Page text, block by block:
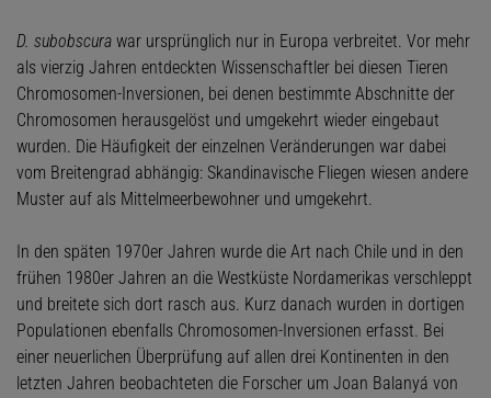
D. subobscura war ursprünglich nur in Europa verbreitet. Vor mehr
als vierzig Jahren entdeckten Wissenschaftler bei diesen Tieren
Chromosomen-Inversionen, bei denen bestimmte Abschnitte der
Chromosomen herausgelöst und umgekehrt wieder eingebaut
wurden. Die Häufigkeit der einzelnen Veränderungen war dabei
vom Breitengrad abhängig: Skandinavische Fliegen wiesen andere
Muster auf als Mittelmeerbewohner und umgekehrt.
In den späten 1970er Jahren wurde die Art nach Chile und in den
frühen 1980er Jahren an die Westküste Nordamerikas verschleppt
und breitete sich dort rasch aus. Kurz danach wurden in dortigen
Populationen ebenfalls Chromosomen-Inversionen erfasst. Bei
einer neuerlichen Überprüfung auf allen drei Kontinenten in den
letzten Jahren beobachteten die Forscher um Joan Balanyá von